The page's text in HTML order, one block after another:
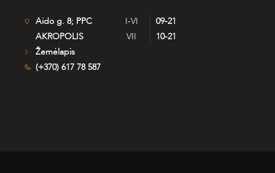
Aido g. 8; PPC
AKROPOLIS
Žemėlapis
(+370) 617 78 587
I-VI
09-21
VII
10-21